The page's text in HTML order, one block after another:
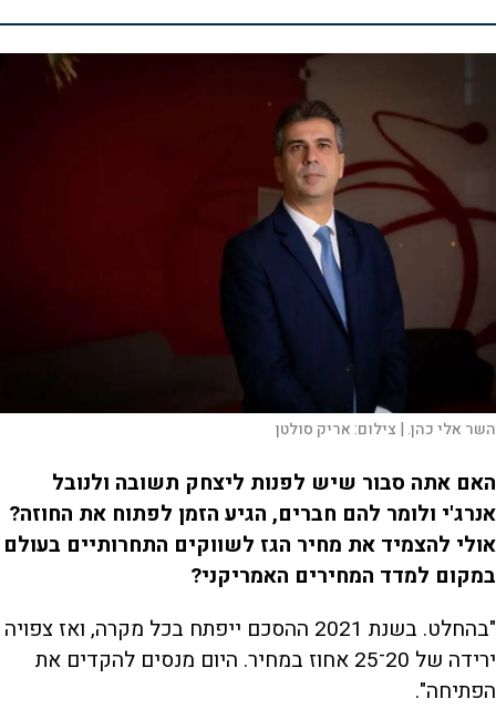
השר אלי כהן. | צילום:אריק סולטן
האם אתה סבור שיש לפנות ליצחק תשובה ולנובל
אנרג'י ולומר להם חברים, הגיע הזמן לפתוח את החוזה?
אולי להצמיד את מחיר הגז לשווקים התחרותיים בעולם
במקום למדד המחירים האמריקני?
"בהחלט. בשנת 2021 ההסכם ייפתח בכל מקרה, ואז צפויה
ירידה של 20־25 אחוז במחיר. היום מנסים להקדים את
הפתיחה".